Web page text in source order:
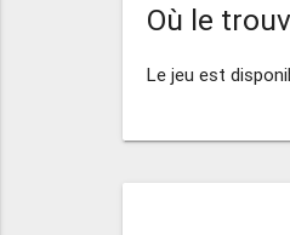
Où le
Le jeu est